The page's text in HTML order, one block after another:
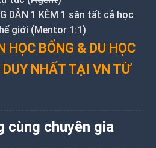
DẪN 1 KÈM 1 săn tất cả học
giới (Mentor 1:1)
HỌC BỔNG & DU HỌC
NHẤT TẠI VN TỪ
cùng chuyên gia